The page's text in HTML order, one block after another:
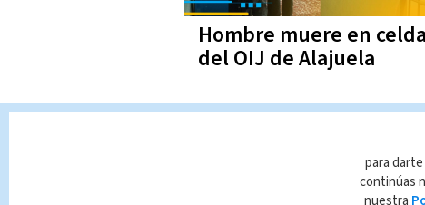
Hombre muere en celda
del OIJ de Alajuela
para
continúas
nuestra